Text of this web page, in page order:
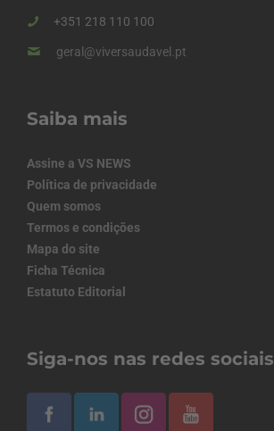
+351 218 110 100
geral@viversaudavel.pt
Saiba mais
Assine a VS NEWS
Política de privacidade
Quem somos
Termos e condições
Mapa do site
Ficha Técnica
Estatuto Editorial
Siga-nos nas redes sociais